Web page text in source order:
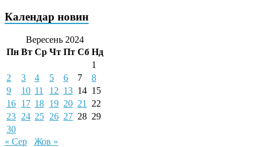
Календар новин
Вересень 2024
Пн Вт Ср Чт Пт Сб Нд
1
2
3 4 5 6 7
8
9
10 11 12 13 14 15
16 17 18 19 20 21
22
23 24 25 26 27 28 29
30
« Сер
Жов »